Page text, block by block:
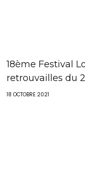
18ème Festival
retrouvailles du
18 OCTOBRE 2021